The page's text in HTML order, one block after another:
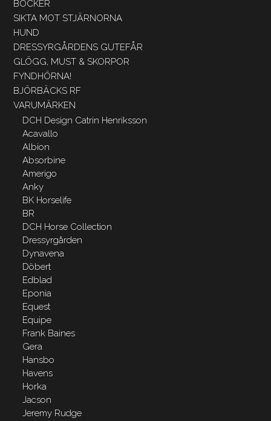
BÖCKER
SIKTA MOT STJÄRNORNA
HUND
DRESSYRGÅRDENS GUTEFÅR
GLÖGG, MUST & SKORPOR
FYNDHÖRNA!
BJÖRBÄCKS RF
VARUMÄRKEN
DCH Design Catrin Henriksson
Acavallo
Albion
Absorbine
Amerigo
Anky
BK Horselife
BR
DCH Horse Collection
Dressyrgården
Dynavena
Döbert
Edblad
Eponia
Equest
Equipe
Frank Baines
Gera
Hansbo
Havens
Horka
Jacson
Jeremy Rudge